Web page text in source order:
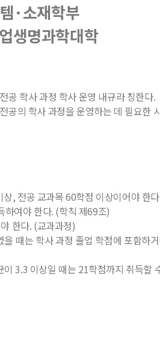
·소재학부
생명과학대학
공 학사 과정 학사 운영 내규라 칭한다.
공의 학사 과정을 운영하는 데 필요한
, 전공 교과목 60학점 이상이어야 한
하여야 한다. (학칙 제69조)
한다. (교과과정)
때는 학사 과정 졸업 학점에 포함하
3.3 이상일 때는 21학점까지 취득할